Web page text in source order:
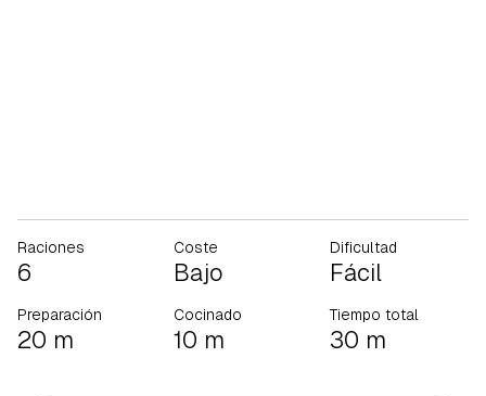
Raciones
6
Coste
Bajo
Dificultad
Fácil
Preparación
20 m
Cocinado
10 m
Tiempo total
30 m